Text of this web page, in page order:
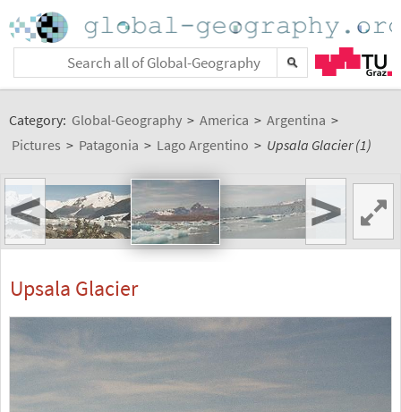
Category: Global-Geography > America > Argentina >
Pictures > Patagonia > Lago Argentino > Upsala Glacier (1)
< >
Upsala Glacier